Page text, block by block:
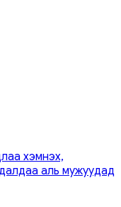
хэмнэх,
аль мужуудад